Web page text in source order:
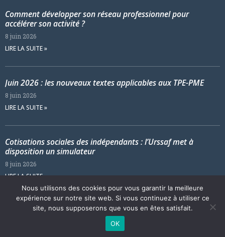
Comment développer son réseau professionnel pour
accélérer son activité ?
8 juin 2026
LIRE LA SUITE »
Juin 2026 : les nouveaux textes applicables aux TPE-PME
8 juin 2026
LIRE LA SUITE »
Cotisations sociales des indépendants : l’Urssaf met à
disposition un simulateur
8 juin 2026
LIRE LA SUITE »
Développé par Essentiel SDM© 2024 – Tous droits réservés.
Nous utilisons des cookies pour vous garantir la meilleure
expérience sur notre site web. Si vous continuez à utiliser ce
site, nous supposerons que vous en êtes satisfait.
OK